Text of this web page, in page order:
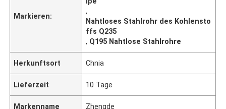
Markieren:
,
Nahtloses Stahlrohr des Kohlensto
ffs Q235
, Q195 Nahtlose Stahlrohre
Herkunftsort Chnia
Lieferzeit 10 Tage
Markenname Zhengde